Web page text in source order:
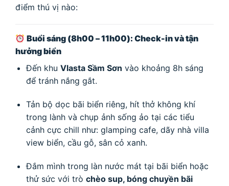
điểm thú vị nào:
Buổi sáng (8h00 – 11h00): Check-in và tận
hưởng biển
Đến khu Vlasta Sầm Sơn vào khoảng 8h sáng
để tránh nắng gắt.
Tản bộ dọc bãi biển riêng, hít thở không khí
trong lành và chụp ảnh sống ảo tại các tiểu
cảnh cực chill như: glamping cafe, dãy nhà villa
view biển, cầu gỗ, sân cỏ xanh.
Đắm mình trong làn nước mát tại bãi biển hoặc
thử sức với trò chèo sup, bóng chuyền bãi